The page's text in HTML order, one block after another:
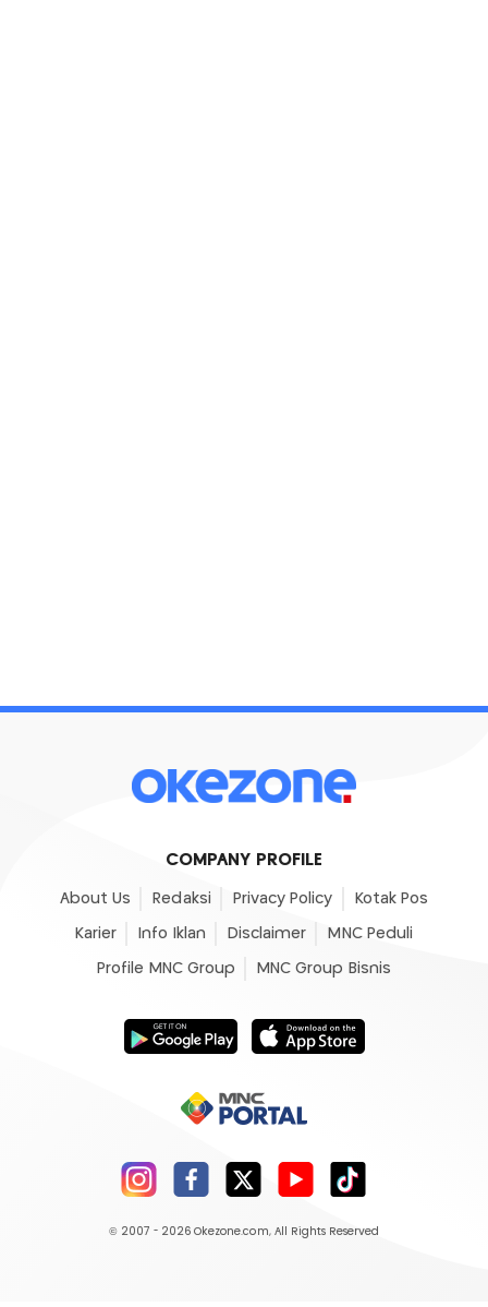
COMPANY PROFILE
About Us Redaksi Privacy Policy Kotak Pos
Karier Info Iklan Disclaimer MNC Peduli
Profile MNC Group MNC Group Bisnis
© 2007 - 2026 Okezone.com, All Rights Reserved